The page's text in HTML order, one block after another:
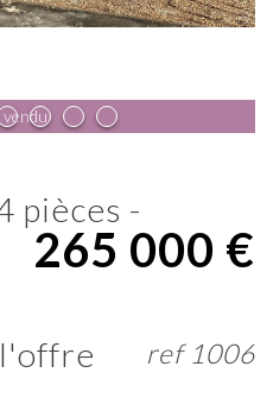
265 000 €
l'offre ref 1006